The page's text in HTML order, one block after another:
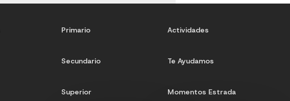
Primario
Secundario
Superior
Actividades
Te Ayudamos
Momentos Estrada